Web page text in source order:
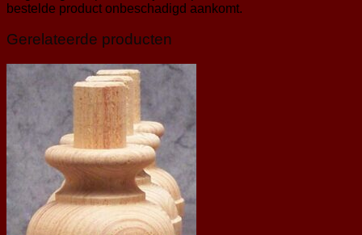
bestelde product onbeschadigd aankomt.
Gerelateerde producten